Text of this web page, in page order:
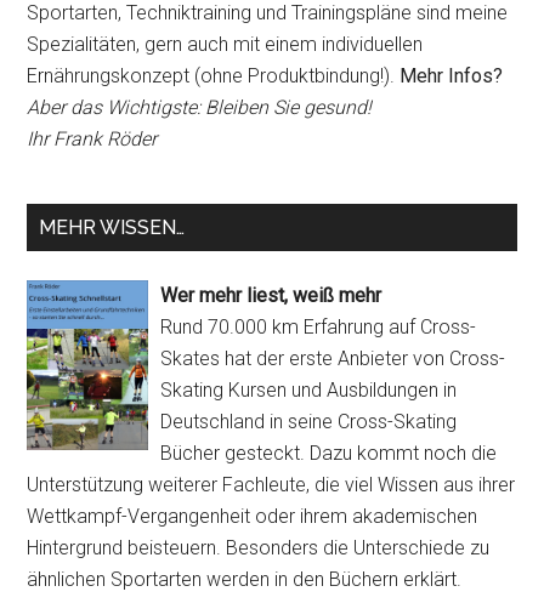
Sportarten, Techniktraining und Trainingspläne sind meine
Spezialitäten, gern auch mit einem individuellen
Ernährungskonzept (ohne Produktbindung!). Mehr Infos?
Aber das Wichtigste: Bleiben Sie gesund!
Ihr Frank Röder
MEHR WISSEN…
Wer mehr liest, weiß mehr
Rund 70.000 km Erfahrung auf Cross-
Skates hat der erste Anbieter von Cross-
Skating Kursen und Ausbildungen in
Deutschland in seine Cross-Skating
Bücher gesteckt. Dazu kommt noch die
Unterstützung weiterer Fachleute, die viel Wissen aus ihrer
Wettkampf-Vergangenheit oder ihrem akademischen
Hintergrund beisteuern. Besonders die Unterschiede zu
ähnlichen Sportarten werden in den Büchern erklärt.